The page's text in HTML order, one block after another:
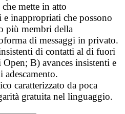
mette in atto
inappropriati che possono
più membri della
di messaggi in privato.
di contatti al di fuori
B) avances insistenti e
caratterizzato da poca
gratuita nel linguaggio.